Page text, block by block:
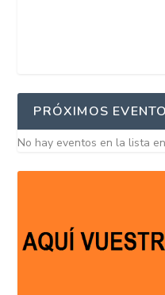
PRÓXIMOS
No hay eventos en la lista